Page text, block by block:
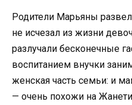
Родители Марьяны
не исчезал из жизни
разлучали бесконечные
воспитанием внучки
женская часть семьи: и
— очень похожи на